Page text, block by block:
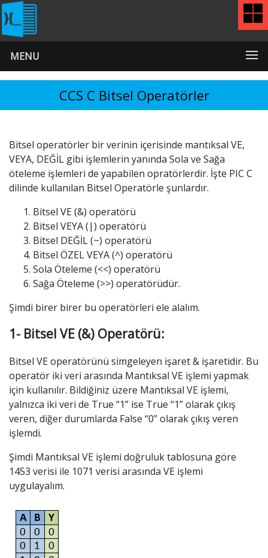
MENU
CCS C Bitsel Operatörler
Bitsel operatörler bir verinin içerisinde mantıksal VE,
VEYA, DEĞİL gibi işlemlerin yanında Sola ve Sağa
öteleme işlemleri de yapabilen opratörlerdir. İşte PIC C
dilinde kullanılan Bitsel Operatörle şunlardır.
Bitsel VE (&) operatörü
Bitsel VEYA (|) operatörü
Bitsel DEĞİL (~) operatörü
Bitsel ÖZEL VEYA (^) operatörü
Sola Öteleme (<<) operatörü
Sağa Öteleme (>>) operatörüdür.
Şimdi birer birer bu operatörleri ele alalım.
1- Bitsel VE (&) Operatörü:
Bitsel VE operatörünü simgeleyen işaret & işaretidir. Bu
operatör iki veri arasında Mantıksal VE işlemi yapmak
için kullanılır. Bildiğiniz üzere Mantıksal VE işlemi,
yalnızca iki veri de True “1” ise True “1” olarak çıkış
veren, diğer durumlarda False “0” olarak çıkış veren
işlemdi.
Şimdi Mantıksal VE işlemi doğruluk tablosuna göre
1453 verisi ile 1071 verisi arasında VE işlemi
uygulayalım.